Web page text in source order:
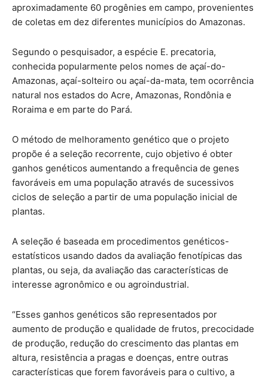
aproximadamente 60 progênies em campo, provenientes
de coletas em dez diferentes municípios do Amazonas.
Segundo o pesquisador, a espécie E. precatoria,
conhecida popularmente pelos nomes de açaí-do-
Amazonas, açaí-solteiro ou açaí-da-mata, tem ocorrência
natural nos estados do Acre, Amazonas, Rondônia e
Roraima e em parte do Pará.
O método de melhoramento genético que o projeto
propõe é a seleção recorrente, cujo objetivo é obter
ganhos genéticos aumentando a frequência de genes
favoráveis em uma população através de sucessivos
ciclos de seleção a partir de uma população inicial de
plantas.
A seleção é baseada em procedimentos genéticos-
estatísticos usando dados da avaliação fenotípicas das
plantas, ou seja, da avaliação das características de
interesse agronômico e ou agroindustrial.
“Esses ganhos genéticos são representados por
aumento de produção e qualidade de frutos, precocidade
de produção, redução do crescimento das plantas em
altura, resistência a pragas e doenças, entre outras
características que forem favoráveis para o cultivo, a